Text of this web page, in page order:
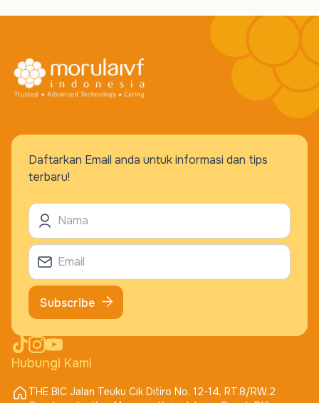
Hubungi Kami
THE BIC Jalan Teuku Cik Ditiro No. 12-14, RT.8/RW.2
Daftarkan Email anda untuk informasi dan tips
terbaru!
Subscribe